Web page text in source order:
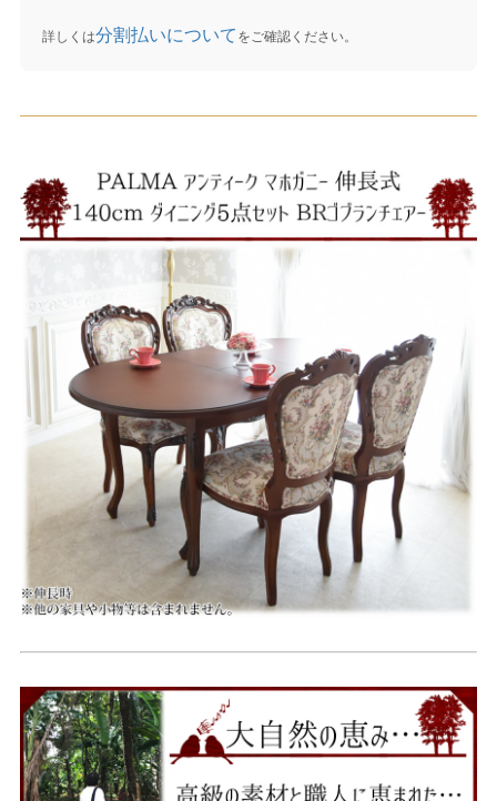
詳しくは分割払いについて をご確認ください。